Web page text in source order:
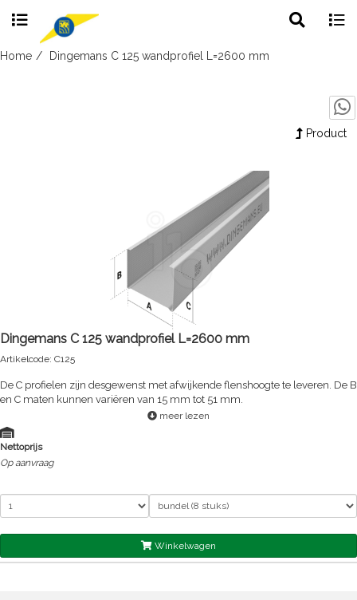
Skip
Home Dingemans C 125 wandprofiel L=2600 mm
Product
Dingemans C 125 wandprofiel L=2600 mm
Artikelcode: C125
De C profielen zijn desgewenst met afwijkende flenshoogte te leveren. De B
en C maten kunnen variëren van 15 mm tot 51 mm.
meer lezen
Nettoprijs
Op aanvraag
Winkelwagen